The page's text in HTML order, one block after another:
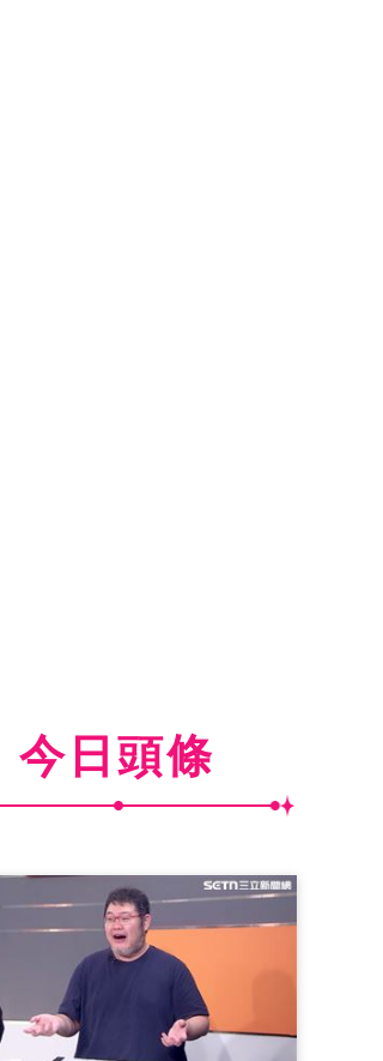
今日頭條